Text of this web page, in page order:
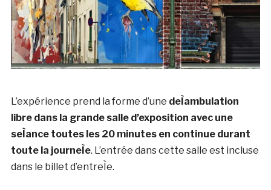
L’expérience prend la forme d’une deÌambulation
libre dans la grande salle d’exposition avec une
seÌance toutes les 20 minutes en continue durant
toute la journeÌe. L’entrée dans cette salle est incluse
dans le billet d’entreÌe.